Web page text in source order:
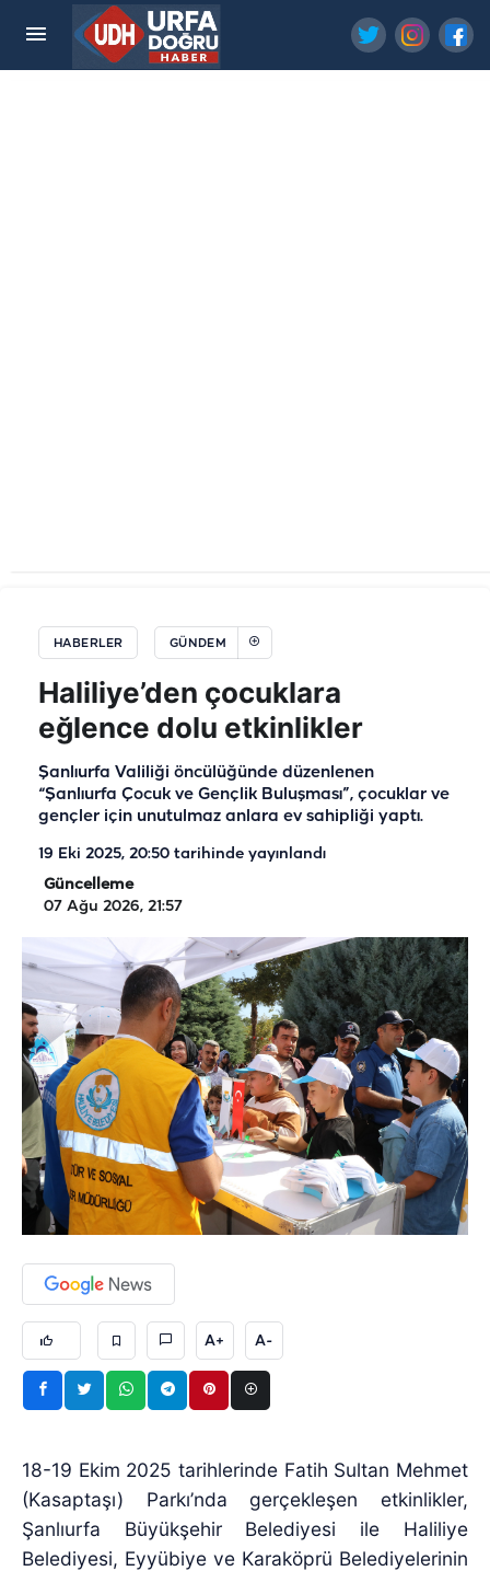
HABERLER GÜNDEM
Haliliye’den çocuklara
eğlence dolu etkinlikler
Şanlıurfa Valiliği öncülüğünde düzenlenen
“Şanlıurfa Çocuk ve Gençlik Buluşması”, çocuklar ve
gençler için unutulmaz anlara ev sahipliği yaptı.
19 Eki 2025, 20:50 tarihinde yayınlandı
Güncelleme
07 Ağu 2026, 21:57
A+ A-
18-19 Ekim 2025 tarihlerinde Fatih Sultan Mehmet
(Kasaptaşı) Parkı’nda gerçekleşen etkinlikler,
Şanlıurfa Büyükşehir Belediyesi ile Haliliye
Belediyesi, Eyyübiye ve Karaköprü Belediyelerinin
Adalet bakanı akın gürlek açıkladı! 84 hâkim ve